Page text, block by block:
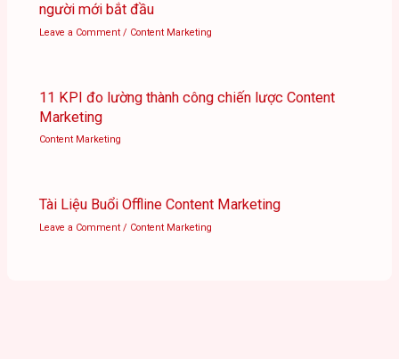
người mới bắt đầu
Leave a Comment / Content Marketing
11 KPI đo lường thành công chiến lược Content
Marketing
Content Marketing
Tài Liệu Buổi Offline Content Marketing
Leave a Comment / Content Marketing